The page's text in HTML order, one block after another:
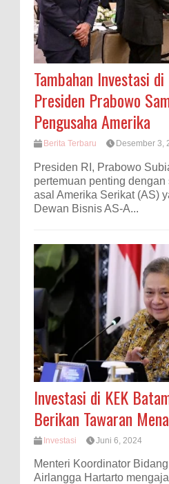
Tambahan Investasi
Presiden Prabowo
Pengusaha Amerika
Berita Terbaru Desember 3,
Presiden RI, Prabowo
pertemuan penting
asal Amerika Serikat (AS)
Dewan Bisnis AS-A...
Investasi di KEK
Berikan Tawaran
Investasi Juni 6, 2024
Menteri Koordinator
Airlangga Hartarto